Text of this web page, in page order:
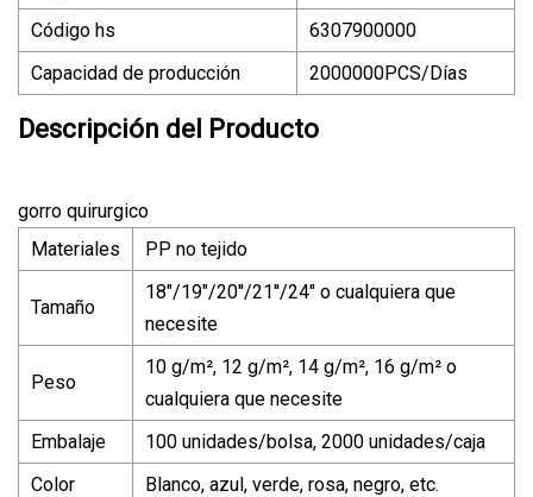
Código hs
6307900000
Capacidad de producción
2000000PCS/Días
Descripción del Producto
gorro quirurgico
Materiales
PP no tejido
Tamaño
18"/19"/20''/21''/24'' o cualquiera que
necesite
Peso
10 g/m², 12 g/m², 14 g/m², 16 g/m² o
cualquiera que necesite
Embalaje
100 unidades/bolsa, 2000 unidades/caja
Color
Blanco, azul, verde, rosa, negro, etc.